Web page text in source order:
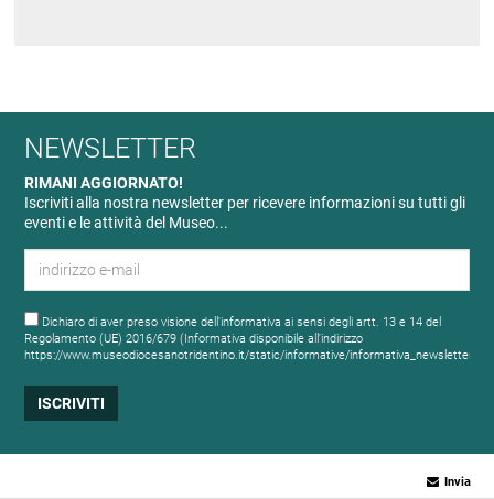
NEWSLETTER
RIMANI AGGIORNATO!
Iscriviti alla nostra newsletter per ricevere informazioni su tutti gli
eventi e le attività del Museo...
Dichiaro di aver preso visione dell'informativa ai sensi degli artt. 13 e 14 del
Regolamento (UE) 2016/679 (Informativa disponibile all'indirizzo
https://www.museodiocesanotridentino.it/static/informative/
Invia